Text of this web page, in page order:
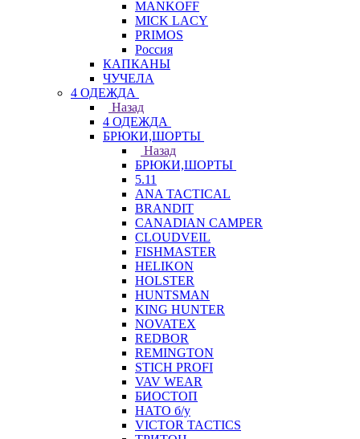
MANKOFF
MICK LACY
PRIMOS
Россия
КАПКАНЫ
ЧУЧЕЛА
4 ОДЕЖДА
Назад
4 ОДЕЖДА
БРЮКИ,ШОРТЫ
Назад
БРЮКИ,ШОРТЫ
5.11
ANA TACTICAL
BRANDIT
CANADIAN CAMPER
CLOUDVEIL
FISHMASTER
HELIKON
HOLSTER
HUNTSMAN
KING HUNTER
NOVATEX
REDBOR
REMINGTON
STICH PROFI
VAV WEAR
БИОСТОП
НАТО б/у
VICTOR TACTICS